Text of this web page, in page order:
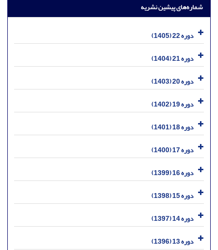
شماره‌های پیشین نشریه
دوره 22 (1405)
دوره 21 (1404)
دوره 20 (1403)
دوره 19 (1402)
دوره 18 (1401)
دوره 17 (1400)
دوره 16 (1399)
دوره 15 (1398)
دوره 14 (1397)
دوره 13 (1396)